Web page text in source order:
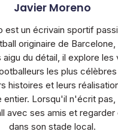
Javier Moreno
est un écrivain sportif
originaire de Barcelone,
aigu du détail, il explore les
les plus
histoires et leurs
entier. Lorsqu'il n'écrit pas,
avec ses amis et regarder
dans son stade local.